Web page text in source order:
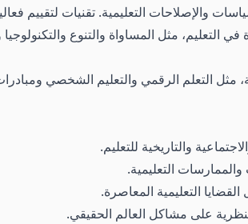
والإصلاحات التعليمية. تقنيات لتقييم
التعليم، مثل المساواة والتنوع
مثل التعلم الرقمي والتعليم الشخصي
والتاريخية للتعليم.
التعليمية.
التعليمية المعاصرة.
على مشاكل العالم الحقيقي.